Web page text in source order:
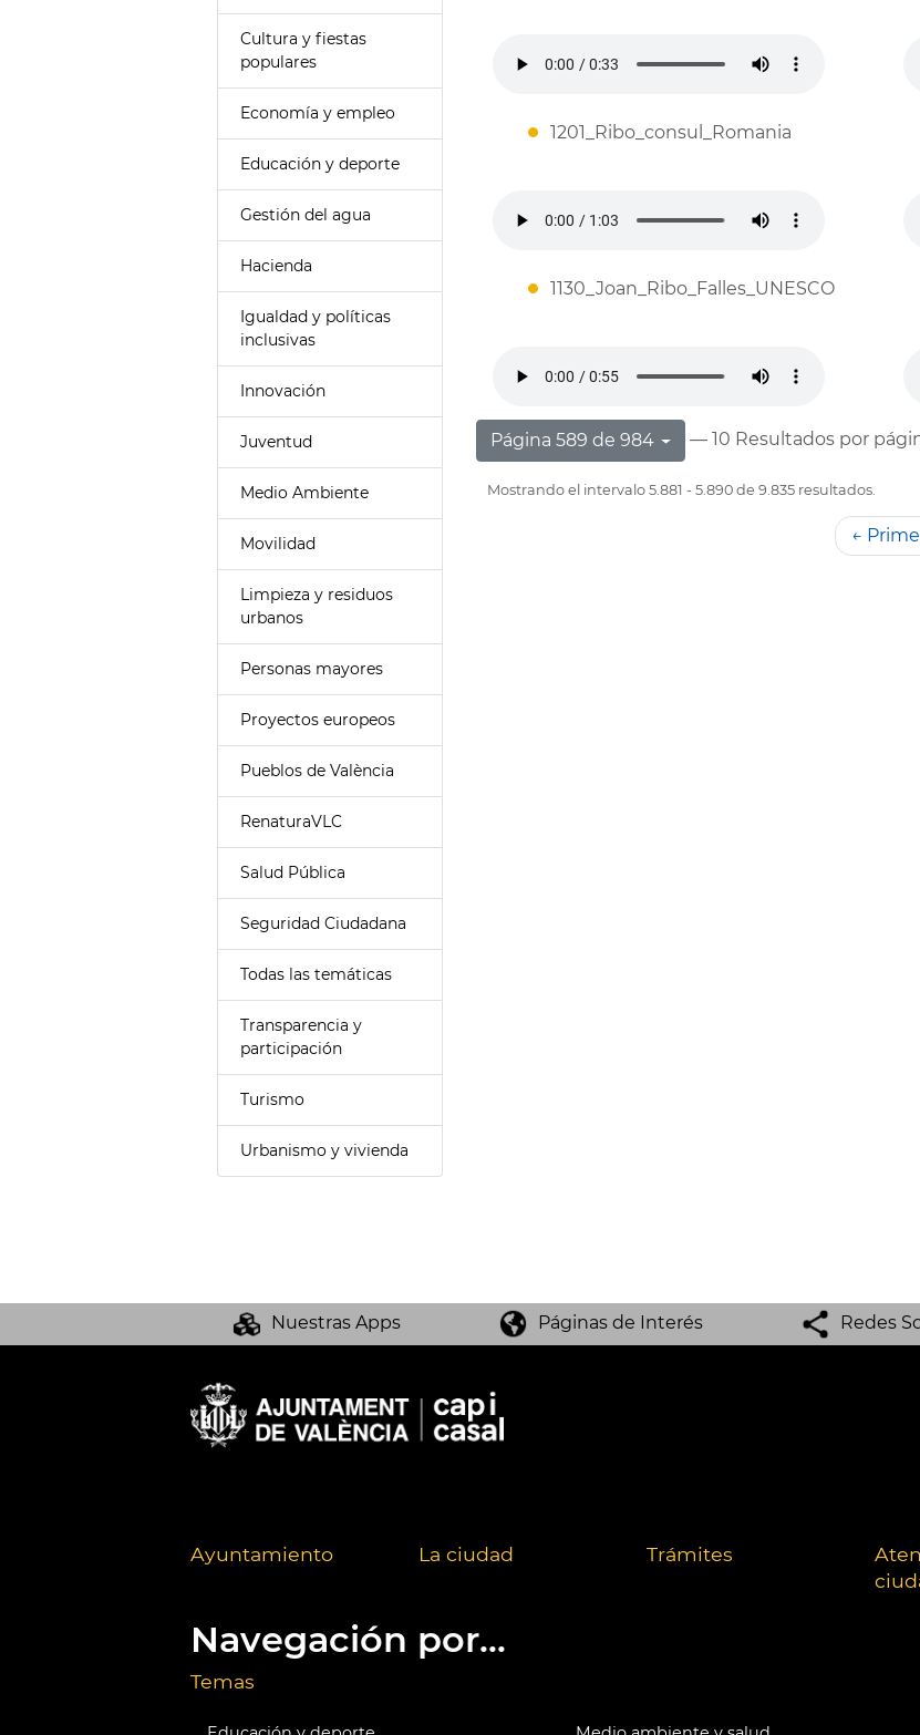
Cultura y fiestas
populares
Economía y empleo
Educación y deporte
Gestión del agua
Hacienda
Igualdad y políticas
inclusivas
Innovación
Juventud
Medio Ambiente
Movilidad
Limpieza y residuos
urbanos
Personas mayores
Proyectos europeos
Pueblos de València
RenaturaVLC
Salud Pública
Seguridad Ciudadana
Todas las temáticas
Transparencia y
participación
Turismo
Urbanismo y vivienda
1201_Ribo_consul_Romania
1130_Joan_Ribo_Falles_UNESCO
Página 589 de 984 — 10 Resultados por
Mostrando el intervalo 5.881 - 5.890 de 9.835 resultados.
←
Nuestras Apps Páginas de Interés Redes
Ayuntamiento La ciudad Trámites
Navegación por...
Temas